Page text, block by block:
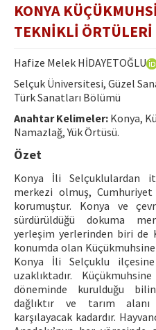
Yayın ve Editör Kurulu
Yayın Politikaları
İletişim
KONYA
TEKNİKLİ ÖRTÜLERİ
Hafize Melek HİDAYETOĞLU
Selçuk Üniversitesi, Güzel
Türk Sanatları Bölümü
Anahtar Kelimeler: Konya,
Namazlağ, Yük Örtüsü.
Özet
Konya İli Selçuklulardan
merkezi olmuş,
korumuştur. Konya ve
sürdürüldüğü dokuma
yerleşim yerlerinden biri de
konumda olan
Konya İli Selçuklu ilçesine
uzaklıktadır.
döneminde kurulduğu
dağlıktır ve tarım
karşılayacak kadardır.